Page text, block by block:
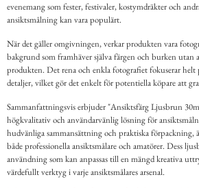
evenemang som fester, festivaler, kostymdräkter och
ansiktsmålning kan vara populärt.
När det gäller omgivningen, verkar produkten vara
bakgrund som framhäver själva färgen och burken utan
produkten. Det rena och enkla fotografiet fokuserar helt
detaljer, vilket gör det enkelt för potentiella köpare att
Sammanfattningsvis erbjuder "Ansiktsfärg Ljusbrun
högkvalitativ och användarvänlig lösning för
hudvänliga sammansättning och praktiska
både professionella ansiktsmålare och amatörer. Dess
användning som kan anpassas till en mängd kreativa
värdefullt verktyg i varje ansiktsmålares arsenal.